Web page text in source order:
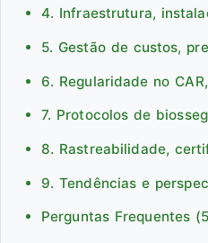
4. Infraestrutura,
5. Gestão de custos,
6. Regularidade no
7. Protocolos de
8. Rastreabilidade,
9. Tendências e
Perguntas Frequentes